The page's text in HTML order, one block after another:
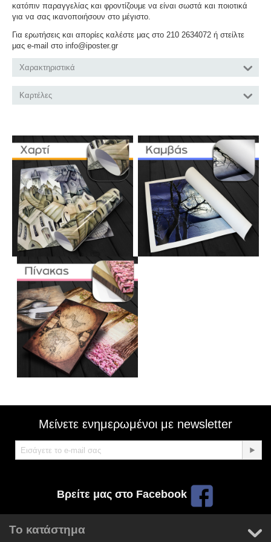
κατόπιν παραγγελίας και φροντίζουμε να είναι σωστά και ποιοτικά
για να σας ικανοποιήσουν στο μέγιστο.
Για ερωτήσεις και απορίες καλέστε μας στο 210 2634072 ή στείλτε
μας e-mail στο info@iposter.gr
Χαρακτηριστικά
Καρτέλες
Μείνετε ενημερωμένοι με newsletter
Βρείτε μας στο Facebook
Το κατάστημα